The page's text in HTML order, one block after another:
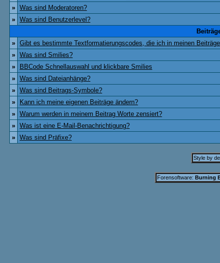
» Was sind Moderatoren?
» Was sind Benutzerlevel?
» Gibt es bestimmte Textformatierungscodes, die ich in meinen
» Was sind Smilies?
»
BBCode Schnellauswahl und klickbare Smilies
» Was sind Dateianhänge?
» Was sind Beitrags-Symbole?
»
Kann ich meine eigenen Beiträge ändern?
» Warum werden in meinem Beitrag Worte zensiert?
» Was ist eine E-Mail-Benachrichtigung?
» Was sind Präfixe?
Style by
Forensoftware: Burning